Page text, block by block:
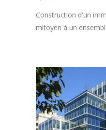
Construction d'un
mitoyen à un